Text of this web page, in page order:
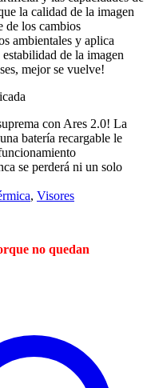
la calidad de la imagen
de los cambios
ambientales y aplica
de la imagen
mejor se vuelve!
con Ares 2.0! La
batería recargable le
se perderá ni un solo
, Visores
no quedan